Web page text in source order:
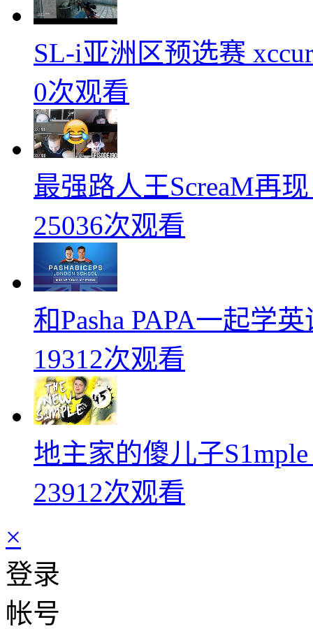
SL-i亚洲区预选赛
0次观看
最强路人王ScreaM再
25036次观看
和Pasha PAPA一起学
19312次观看
地主家的傻儿子
23912次观看
×
登录
帐号